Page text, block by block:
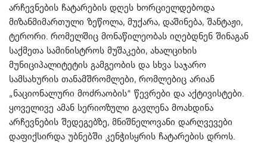
არჩევნების ჩატარების დღეს ხორციელდებოდა
მიზანმიმართული ზეწოლა, მუქარა, დაშინება, შანტაჟი,
ტერორი. რომელშიც მონაწილეობას იღებდნენ შინაგან
საქმეთა სამინისტროს მუშაკები, ახალციხის
მუნიციპალიტეტის გამგეობის და სხვა საჯარო
სამსახურის თანამშრომლები, რომლებიც არიან
„ნაციონალური მოძრაობის“ წევრები და აქტივისტები.
ყოველივე ამან სერიოზული გავლენა მოახდინა
არჩევნების შედეგებზე, მნიშნელოვანი დარღვევები
დაფიქსირდა უბნებში კენჭისყრის ჩატარების დროს.